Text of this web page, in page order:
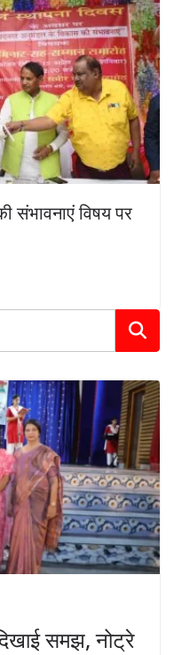
संभावनाएं विषय पर
समझ, नोट्रे